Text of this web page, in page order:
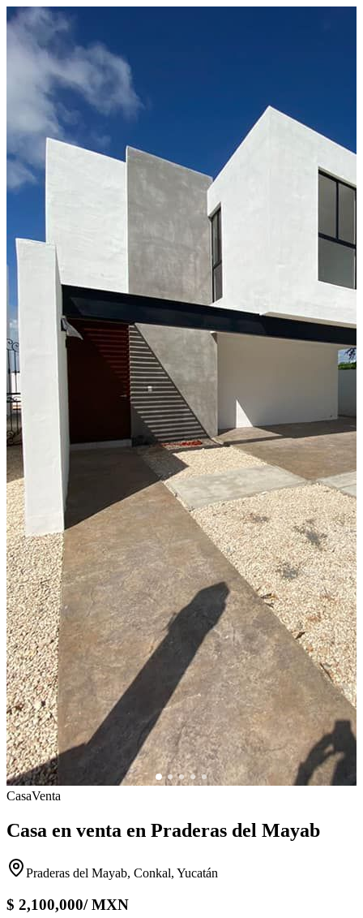
CasaVenta
Casa en venta en Praderas del Mayab
Praderas del Mayab, Conkal, Yucatán
$ 2,100,000/MXN